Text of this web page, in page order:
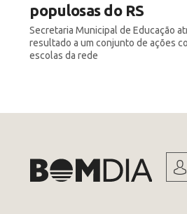
populosas do RS
Secretaria Municipal de Educação
resultado a um conjunto de ações
escolas da rede